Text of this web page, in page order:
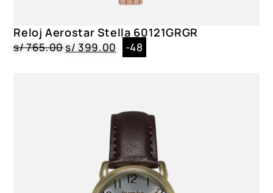
Reloj Aerostar Stella 60121GRGR
s/765.00s/ 399.00 -48